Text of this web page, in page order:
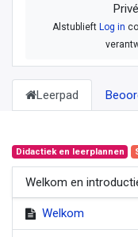
AlstublieftLog in
Leerpad
Didactiek en leerplannen
Welkom en
Welkom